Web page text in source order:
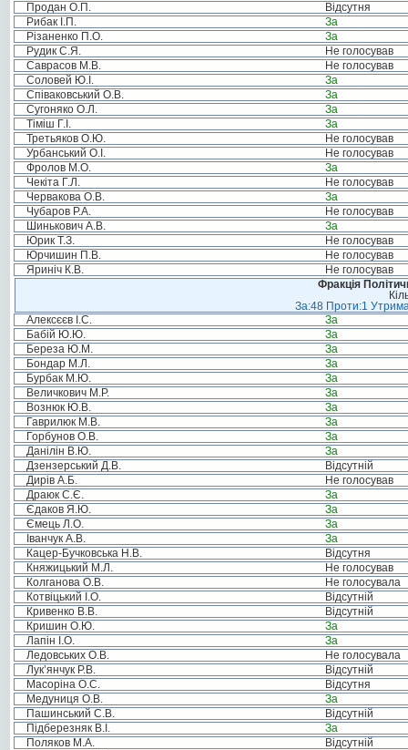
Продан О.П.
Відсутня
Рибак І.П.
За
Різаненко П.О.
За
Рудик С.Я.
Не голосував
Саврасов М.В.
Не голосував
Соловей Ю.І.
За
Співаковський О.В.
За
Сугоняко О.Л.
За
Тіміш Г.І.
За
Третьяков О.Ю.
Не голосував
Урбанський О.І.
Не голосував
Фролов М.О.
За
Чекіта Г.Л.
Не голосував
Червакова О.В.
За
Чубаров Р.А.
Не голосував
Шинькович А.В.
За
Юрик Т.З.
Не голосував
Юрчишин П.В.
Не голосував
Яриніч К.В.
Не голосував
Фракція
За:48 Проти:1
Алексєєв І.С.
За
Бабій Ю.Ю.
За
Береза Ю.М.
За
Бондар М.Л.
За
Бурбак М.Ю.
За
Величкович М.Р.
За
Вознюк Ю.В.
За
Гаврилюк М.В.
За
Горбунов О.В.
За
Данілін В.Ю.
За
Дзензерський Д.В.
Відсутній
Дирів А.Б.
Не голосував
Драюк С.Є.
За
Єдаков Я.Ю.
За
Ємець Л.О.
За
Іванчук А.В.
За
Кацер-Бучковська Н.В.
Відсутня
Княжицький М.Л.
Не голосував
Колганова О.В.
Не голосувала
Котвіцький І.О.
Відсутній
Кривенко В.В.
Відсутній
Кришин О.Ю.
За
Лапін І.О.
За
Ледовських О.В.
Не голосувала
Лук’янчук Р.В.
Відсутній
Масоріна О.С.
Відсутня
Медуниця О.В.
За
Пашинський С.В.
Відсутній
Підберезняк В.І.
За
Поляков М.А.
Відсутній